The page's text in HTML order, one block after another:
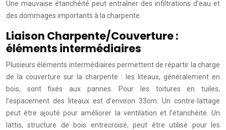
Une mauvaise étanchéité peut entraîner des infiltrations d’eau et
des dommages importants à la charpente.
Liaison Charpente/Couverture :
éléments intermédiaires
Plusieurs éléments intermédiaires permettent de répartir la charge
de la couverture sur la charpente : les liteaux, généralement en
bois, sont fixés aux pannes. Pour les toitures en tuiles,
l’espacement des liteaux est d’environ 33cm. Un contre-lattage
peut être ajouté pour améliorer la ventilation et l’étanchéité. Un
lattis, structure de bois entrecroisé, peut être utilisé pour les